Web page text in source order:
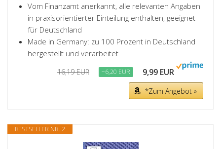
Vom Finanzamt anerkannt, alle relevanten Angaben
in praxisorientierter Einteilung enthalten, geeignet
für Deutschland
Made in Germany: zu 100 Prozent in Deutschland
hergestellt und verarbeitet
16,19 EUR −6,20 EUR 9,99 EUR
*Zum Angebot »
BESTSELLER NR. 2